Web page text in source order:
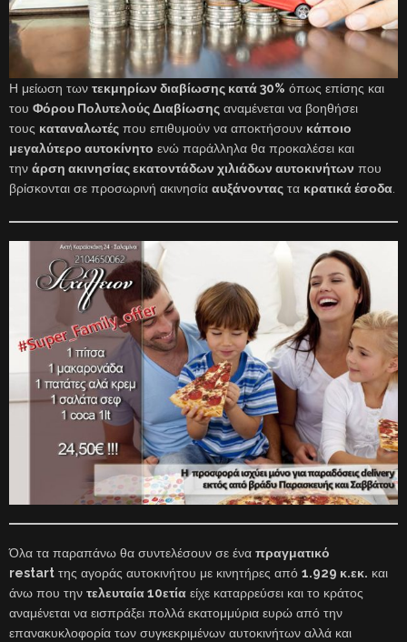
Η μείωση των τεκμηρίων διαβίωσης κατά 30% όπως επίσης και
του Φόρου Πολυτελούς Διαβίωσης αναμένεται να βοηθήσει
τους καταναλωτές που επιθυμούν να αποκτήσουν κάποιο
μεγαλύτερο αυτοκίνητο ενώ παράλληλα θα προκαλέσει και
την άρση ακινησίας εκατοντάδων χιλιάδων αυτοκινήτων που
βρίσκονται σε προσωρινή ακινησία αυξάνοντας τα κρατικά έσοδα
Όλα τα παραπάνω θα συντελέσουν σε ένα πραγματικό
restart της αγοράς αυτοκινήτου με κινητήρες από 1.929 κ.εκ. και
άνω που την τελευταία 10ετία είχε καταρρεύσει και το κράτος
αναμένεται να εισπράξει πολλά εκατομμύρια ευρώ από την
επανακυκλοφορία των συγκεκριμένων αυτοκινήτων αλλά και